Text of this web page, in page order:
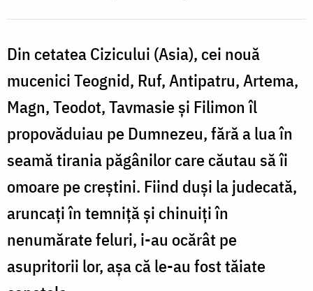
Din cetatea Cizicului (Asia), cei nouă
mucenici Teognid, Ruf, Antipatru, Artema,
Magn, Teodot, Tavmasie și Filimon îl
propovăduiau pe Dumnezeu, fără a lua în
seamă tirania păgânilor care căutau să îi
omoare pe creștini. Fiind duși la judecată,
aruncați în temniță și chinuiți în
nenumărate feluri, i-au ocărât pe
asupritorii lor, așa că le-au fost tăiate